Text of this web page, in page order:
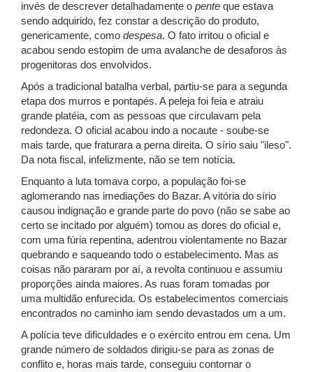
invés de descrever detalhadamente o pente que estava
sendo adquirido, fez constar a descrição do produto,
genericamente, como despesa. O fato irritou o oficial e
acabou sendo estopim de uma avalanche de desaforos às
progenitoras dos envolvidos.
Após a tradicional batalha verbal, partiu-se para a segunda
etapa dos murros e pontapés. A peleja foi feia e atraiu
grande platéia, com as pessoas que circulavam pela
redondeza. O oficial acabou indo a nocaute - soube-se
mais tarde, que fraturara a perna direita. O sírio saiu "ileso".
Da nota fiscal, infelizmente, não se tem notícia.
Enquanto a luta tomava corpo, a população foi-se
aglomerando nas imediações do Bazar. A vitória do sírio
causou indignação e grande parte do povo (não se sabe ao
certo se incitado por alguém) tomou as dores do oficial e,
com uma fúria repentina, adentrou violentamente no Bazar
quebrando e saqueando todo o estabelecimento. Mas as
coisas não pararam por aí, a revolta continuou e assumiu
proporções ainda maiores. As ruas foram tomadas por
uma multidão enfurecida. Os estabelecimentos comerciais
encontrados no caminho iam sendo devastados um a um.
A polícia teve dificuldades e o exército entrou em cena. Um
grande número de soldados dirigiu-se para as zonas de
conflito e, horas mais tarde, conseguiu contornar o